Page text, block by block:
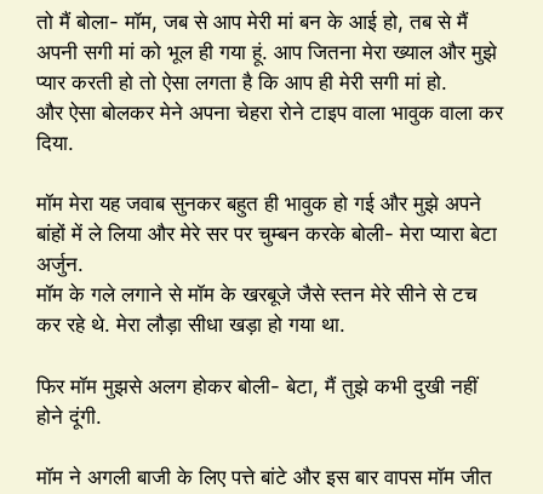
तो मैं बोला- मॉम, जब से आप मेरी मां बन के आई हो, तब से मैं
अपनी सगी मां को भूल ही गया हूं. आप जितना मेरा ख्याल और मुझे
प्यार करती हो तो ऐसा लगता है कि आप ही मेरी सगी मां हो.
और ऐसा बोलकर मेने अपना चेहरा रोने टाइप वाला भावुक वाला कर
दिया.
मॉम मेरा यह जवाब सुनकर बहुत ही भावुक हो गई और मुझे अपने
बांहों में ले लिया और मेरे सर पर चुम्बन करके बोली- मेरा प्यारा बेटा
अर्जुन.
मॉम के गले लगाने से मॉम के खरबूजे जैसे स्तन मेरे सीने से टच
कर रहे थे. मेरा लौड़ा सीधा खड़ा हो गया था.
फिर मॉम मुझसे अलग होकर बोली- बेटा, मैं तुझे कभी दुखी नहीं
होने दूंगी.
मॉम ने अगली बाजी के लिए पत्ते बांटे और इस बार वापस मॉम जीत